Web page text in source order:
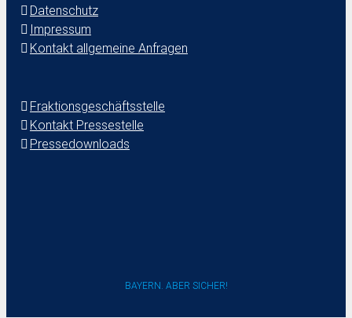
Datenschutz
Impressum
Kontakt allgemeine Anfragen
Fraktionsgeschäftsstelle
Kontakt Pressestelle
Pressedownloads
BAYERN. ABER SICHER!